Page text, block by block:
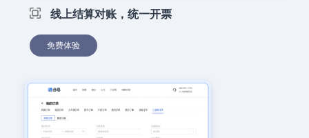
线上结算对账，统一开票
免费体验